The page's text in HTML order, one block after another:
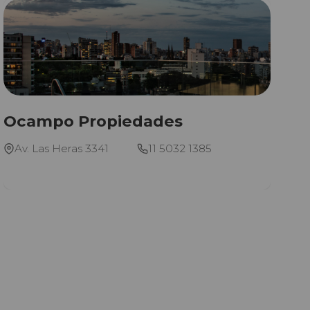
Ocampo Propiedades
Av. Las Heras 3341 11 5032 1385